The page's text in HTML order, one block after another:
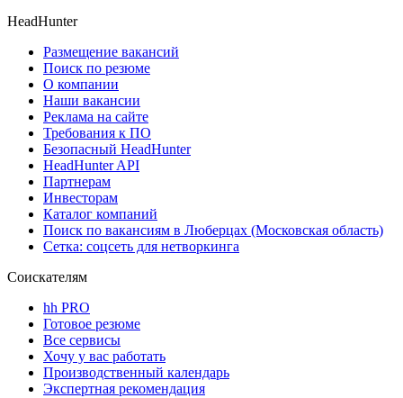
HeadHunter
Размещение вакансий
Поиск по резюме
О компании
Наши вакансии
Реклама на сайте
Требования к ПО
Безопасный HeadHunter
HeadHunter API
Партнерам
Инвесторам
Каталог компаний
Поиск по вакансиям в Люберцах (Московская область)
Сетка: соцсеть для нетворкинга
Соискателям
hh PRO
Готовое резюме
Все сервисы
Хочу у вас работать
Производственный календарь
Экспертная рекомендация